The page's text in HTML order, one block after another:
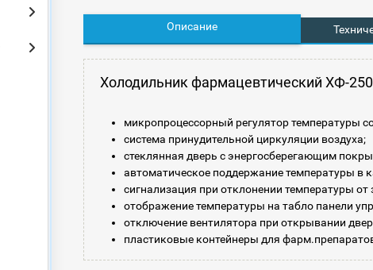
Описание
Холодильник фармацевтический ХФ-
микропроцессорный регулятор температуры
система принудительной циркуляции воздуха;
стеклянная дверь с энергосберегающим
автоматическое поддержание температуры в
сигнализация при отклонении температуры от
отображение температуры на табло панели
отключение вентилятора при открывании
пластиковые контейнеры для